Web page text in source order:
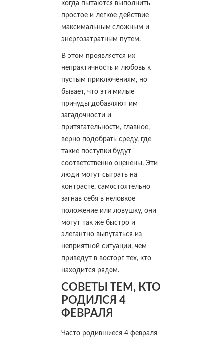
когда пытаются выполнить
простое и легкое действие
максимальным сложным и
энергозатратным путем.
В этом проявляется их
непрактичность и любовь к
пустым приключениям, но
бывает, что эти милые
причуды добавляют им
загадочности и
притягательности, главное,
верно подобрать среду, где
такие поступки будут
соответственно оценены. Эти
люди могут сыграть на
контрасте, самостоятельно
загнав себя в неловкое
положение или ловушку, они
могут так же быстро и
элегантно выпутаться из
неприятной ситуации, чем
приведут в восторг тех, кто
находится рядом.
СОВЕТЫ ТЕМ, КТО
РОДИЛСЯ 4
ФЕВРАЛЯ
Часто родившиеся 4 февраля